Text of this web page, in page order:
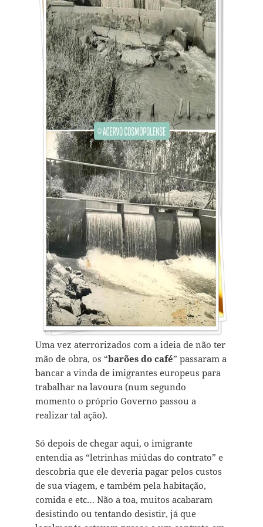
Uma vez aterrorizados com a ideia de não ter
mão de obra, os “barões do café” passaram a
bancar a vinda de imigrantes europeus para
trabalhar na lavoura (num segundo
momento o próprio Governo passou a
realizar tal ação).
Só depois de chegar aqui, o imigrante
entendia as “letrinhas miúdas do contrato” e
descobria que ele deveria pagar pelos custos
de sua viagem, e também pela habitação,
comida e etc… Não a toa, muitos acabaram
desistindo ou tentando desistir, já que